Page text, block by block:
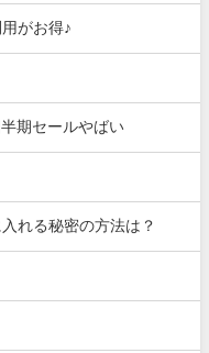
がお得♪
期セールやばい
れる秘密の方法は？